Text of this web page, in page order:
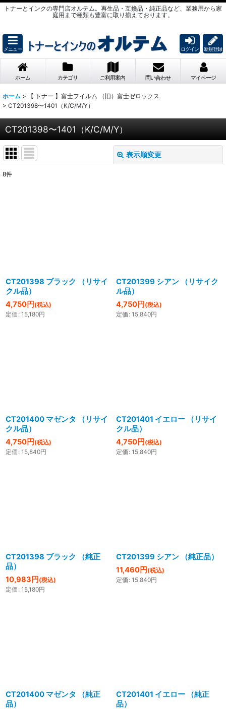
トナーとインクの専門店オルテム。再生品・互換品・純正品など、業務用から家
庭用まで種類も豊富に取り揃えております。
メニュー ログイン 新規登録
ホーム カテゴリ ご利用案内 問い合わせ マイページ
ホーム >
【 トナー 】富士フイルム （旧）富士ゼロックス
> CT201398〜1401（K/C/M/Y）
CT201398〜1401（K/C/M/Y）
表示順変更
8件
CT201398 ブラック （リサイ
クル品）
4,750円 (税込)
定価 : 15,180円
CT201399 シアン （リサイク
ル品）
4,750円 (税込)
定価 : 15,840円
CT201400 マゼンタ （リサイ
クル品）
4,750円 (税込)
定価 : 15,840円
CT201401 イエロー （リサイ
クル品）
4,750円 (税込)
定価 : 15,840円
CT201398 ブラック （純正
品）
10,983 円 (税込)
定価 : 15,180円
CT201399 シアン （純正品）
11,460円 (税込)
定価 : 15,840円
CT201400 マゼンタ （純正
品）
CT201401 イエロー （純正
品）